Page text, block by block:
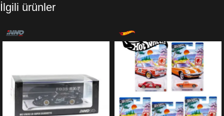
İlgili ürünler